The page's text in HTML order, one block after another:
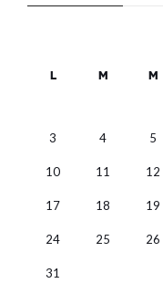
L M M
3 4 5
10 11 12
17 18 19
24 25 26
31